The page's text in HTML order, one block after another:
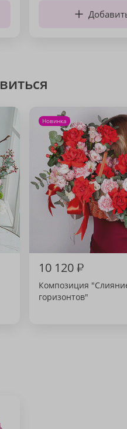
Новинка
10 120₽
Композиция
горизонтов"